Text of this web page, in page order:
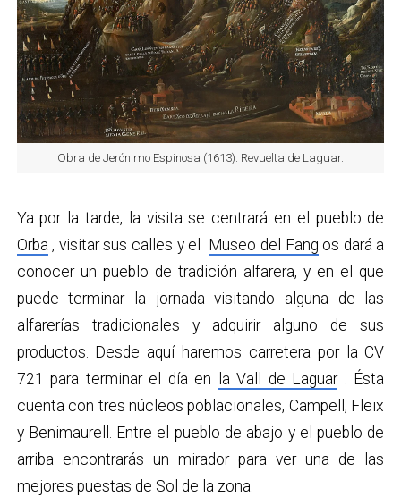
Obra de Jerónimo Espinosa (1613). Revuelta de Laguar.
Ya por la tarde, la visita se centrará en el pueblo de
Orba , visitar sus calles y el Museo del Fang os dará a
conocer un pueblo de tradición alfarera, y en el que
puede terminar la jornada visitando alguna de las
alfarerías tradicionales y adquirir alguno de sus
productos. Desde aquí haremos carretera por la CV
721 para terminar el día en
la Vall de Laguar. Ésta
cuenta con tres núcleos poblacionales, Campell, Fleix
y Benimaurell. Entre el pueblo de abajo y el pueblo de
arriba encontrarás un mirador para ver una de las
mejores puestas de Sol de la zona.